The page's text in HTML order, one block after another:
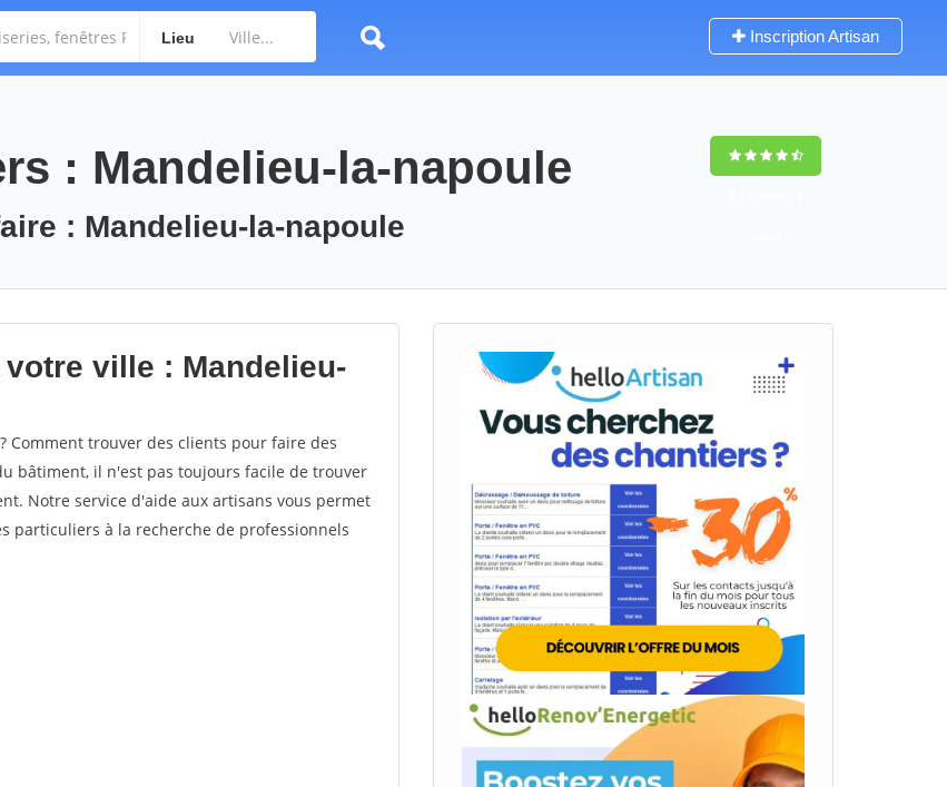
Lieu Inscription Artisan
: Mandelieu-la-napoule
: Mandelieu-la-napoule
ville : Mandelieu-
Comment trouver des clients pour faire des
bâtiment, il n'est pas toujours facile de trouver
Notre service d'aide aux artisans vous permet
particuliers à la recherche de professionnels